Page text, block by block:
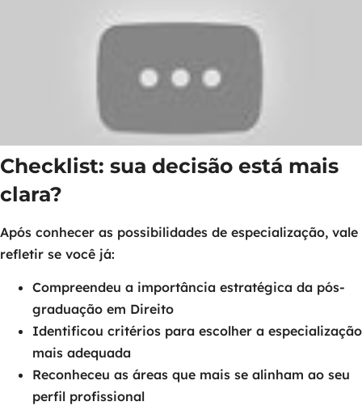
Checklist: sua decisão está mais
clara?
Após conhecer as possibilidades de especialização, vale
refletir se você já:
Compreendeu a importância estratégica da pós-
graduação em Direito
Identificou critérios para escolher a especialização
mais adequada
Reconheceu as áreas que mais se alinham ao seu
perfil profissional